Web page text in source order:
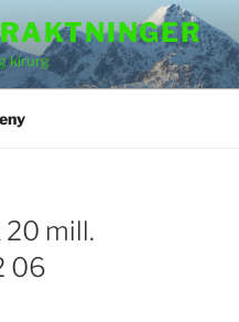
kirurg
20 mill.
06